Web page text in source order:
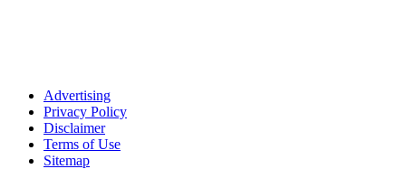
Advertising
Privacy Policy
Disclaimer
Terms of Use
Sitemap